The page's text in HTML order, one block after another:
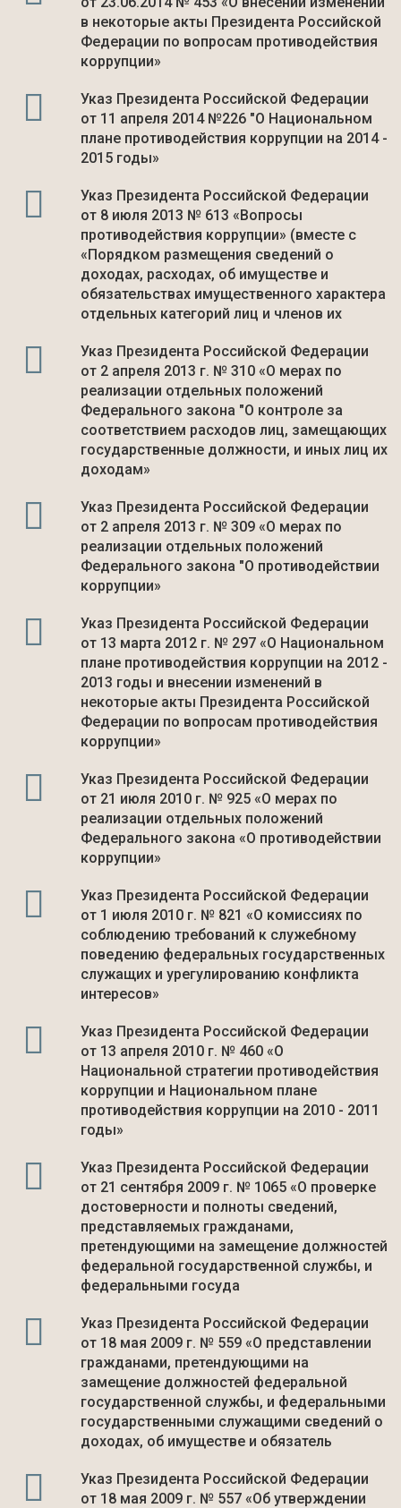
в некоторые акты Президента Российской
Федерации по вопросам противодействия
коррупции»
Указ Президента Российской Федерации
от 11 апреля 2014 №226 "О Национальном
плане противодействия коррупции на 2014 -
2015 годы»
Указ Президента Российской Федерации
от 8 июля 2013 № 613 «Вопросы
противодействия коррупции» (вместе с
«Порядком размещения сведений о
доходах, расходах, об имуществе и
обязательствах имущественного характера
отдельных категорий лиц и членов их
Указ Президента Российской Федерации
от 2 апреля 2013 г. № 310 «О мерах по
реализации отдельных положений
Федерального закона "О контроле за
соответствием расходов лиц, замещающих
государственные должности, и иных лиц их
доходам»
Указ Президента Российской Федерации
от 2 апреля 2013 г. № 309 «О мерах по
реализации отдельных положений
Федерального закона "О противодействии
коррупции»
Указ Президента Российской Федерации
от 13 марта 2012 г. № 297 «О Национальном
плане противодействия коррупции на 2012 -
2013 годы и внесении изменений в
некоторые акты Президента Российской
Федерации по вопросам противодействия
коррупции»
Указ Президента Российской Федерации
от 21 июля 2010 г. № 925 «О мерах по
реализации отдельных положений
Федерального закона «О противодействии
коррупции»
Указ Президента Российской Федерации
от 1 июля 2010 г. № 821 «О комиссиях по
соблюдению требований к служебному
поведению федеральных государственных
служащих и урегулированию конфликта
интересов»
Указ Президента Российской Федерации
от 13 апреля 2010 г. № 460 «О
Национальной стратегии противодействия
коррупции и Национальном плане
противодействия коррупции на 2010 - 2011
годы»
Указ Президента Российской Федерации
от 21 сентября 2009 г. № 1065 «О проверке
достоверности и полноты сведений,
представляемых гражданами,
претендующими на замещение должностей
федеральной государственной службы, и
федеральными госуда
Указ Президента Российской Федерации
от 18 мая 2009 г. № 559 «О представлении
гражданами, претендующими на
замещение должностей федеральной
государственной службы, и федеральными
государственными служащими сведений о
доходах, об имуществе и обязатель
Указ Президента Российской Федерации
от 18 мая 2009 г. № 557 «Об утверждении